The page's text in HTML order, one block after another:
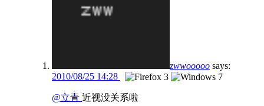
zwwooooo says:
2010/08/25 14:28
@立青 近视没关系啦